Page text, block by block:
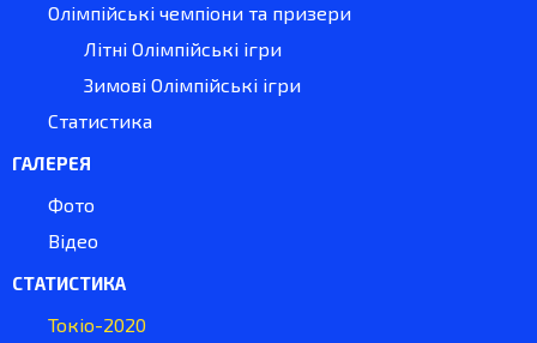
Олімпійські чемпіони та призери
Літні Олімпійські ігри
Зимові Олімпійські ігри
Статистика
ГАЛЕРЕЯ
Фото
Відео
СТАТИСТИКА
Токіо-2020